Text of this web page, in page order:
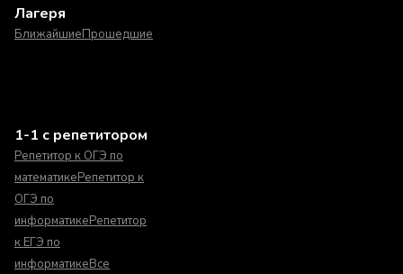
Лагеря
БлижайшиеПрошедшие
1-1 с репетитором
Репетитор к ОГЭ по
математикеРепетитор к
ОГЭ по
информатикеРепетитор
к ЕГЭ по
информатикеВсе